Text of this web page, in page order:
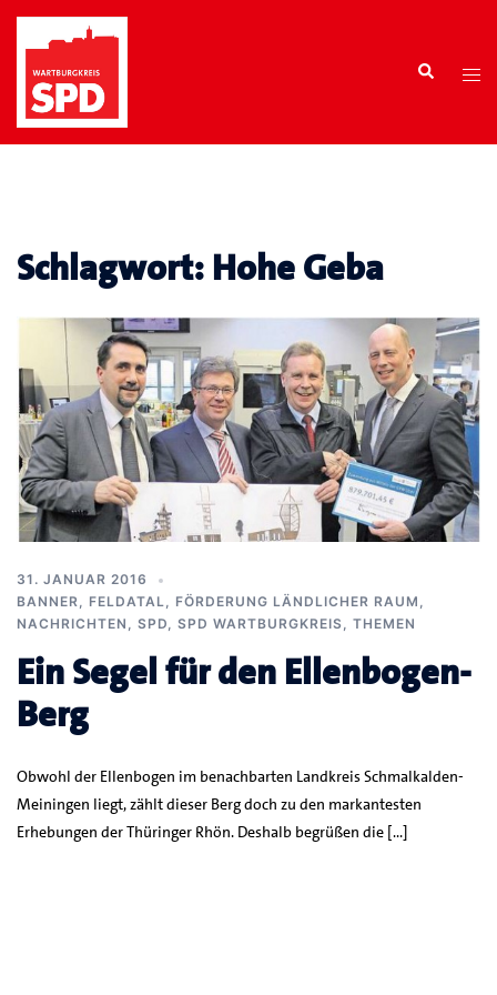
Zum
springen
Search
Schlagwort: Hohe Geba
31. JANUAR 2016
BANNER, FELDATAL, FÖRDERUNG LÄNDLICHER RAUM ,
NACHRICHTEN , SPD, SPD WARTBURGKREIS, THEMEN
Ein Segel für den Ellenbogen-
Berg
Obwohl der Ellenbogen im benachbarten Landkreis Schmalkalden-
Meiningen liegt, zählt dieser Berg doch zu den markantesten
Erhebungen der Thüringer Rhön. Deshalb begrüßen die […]